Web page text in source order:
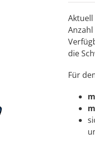
die
Für